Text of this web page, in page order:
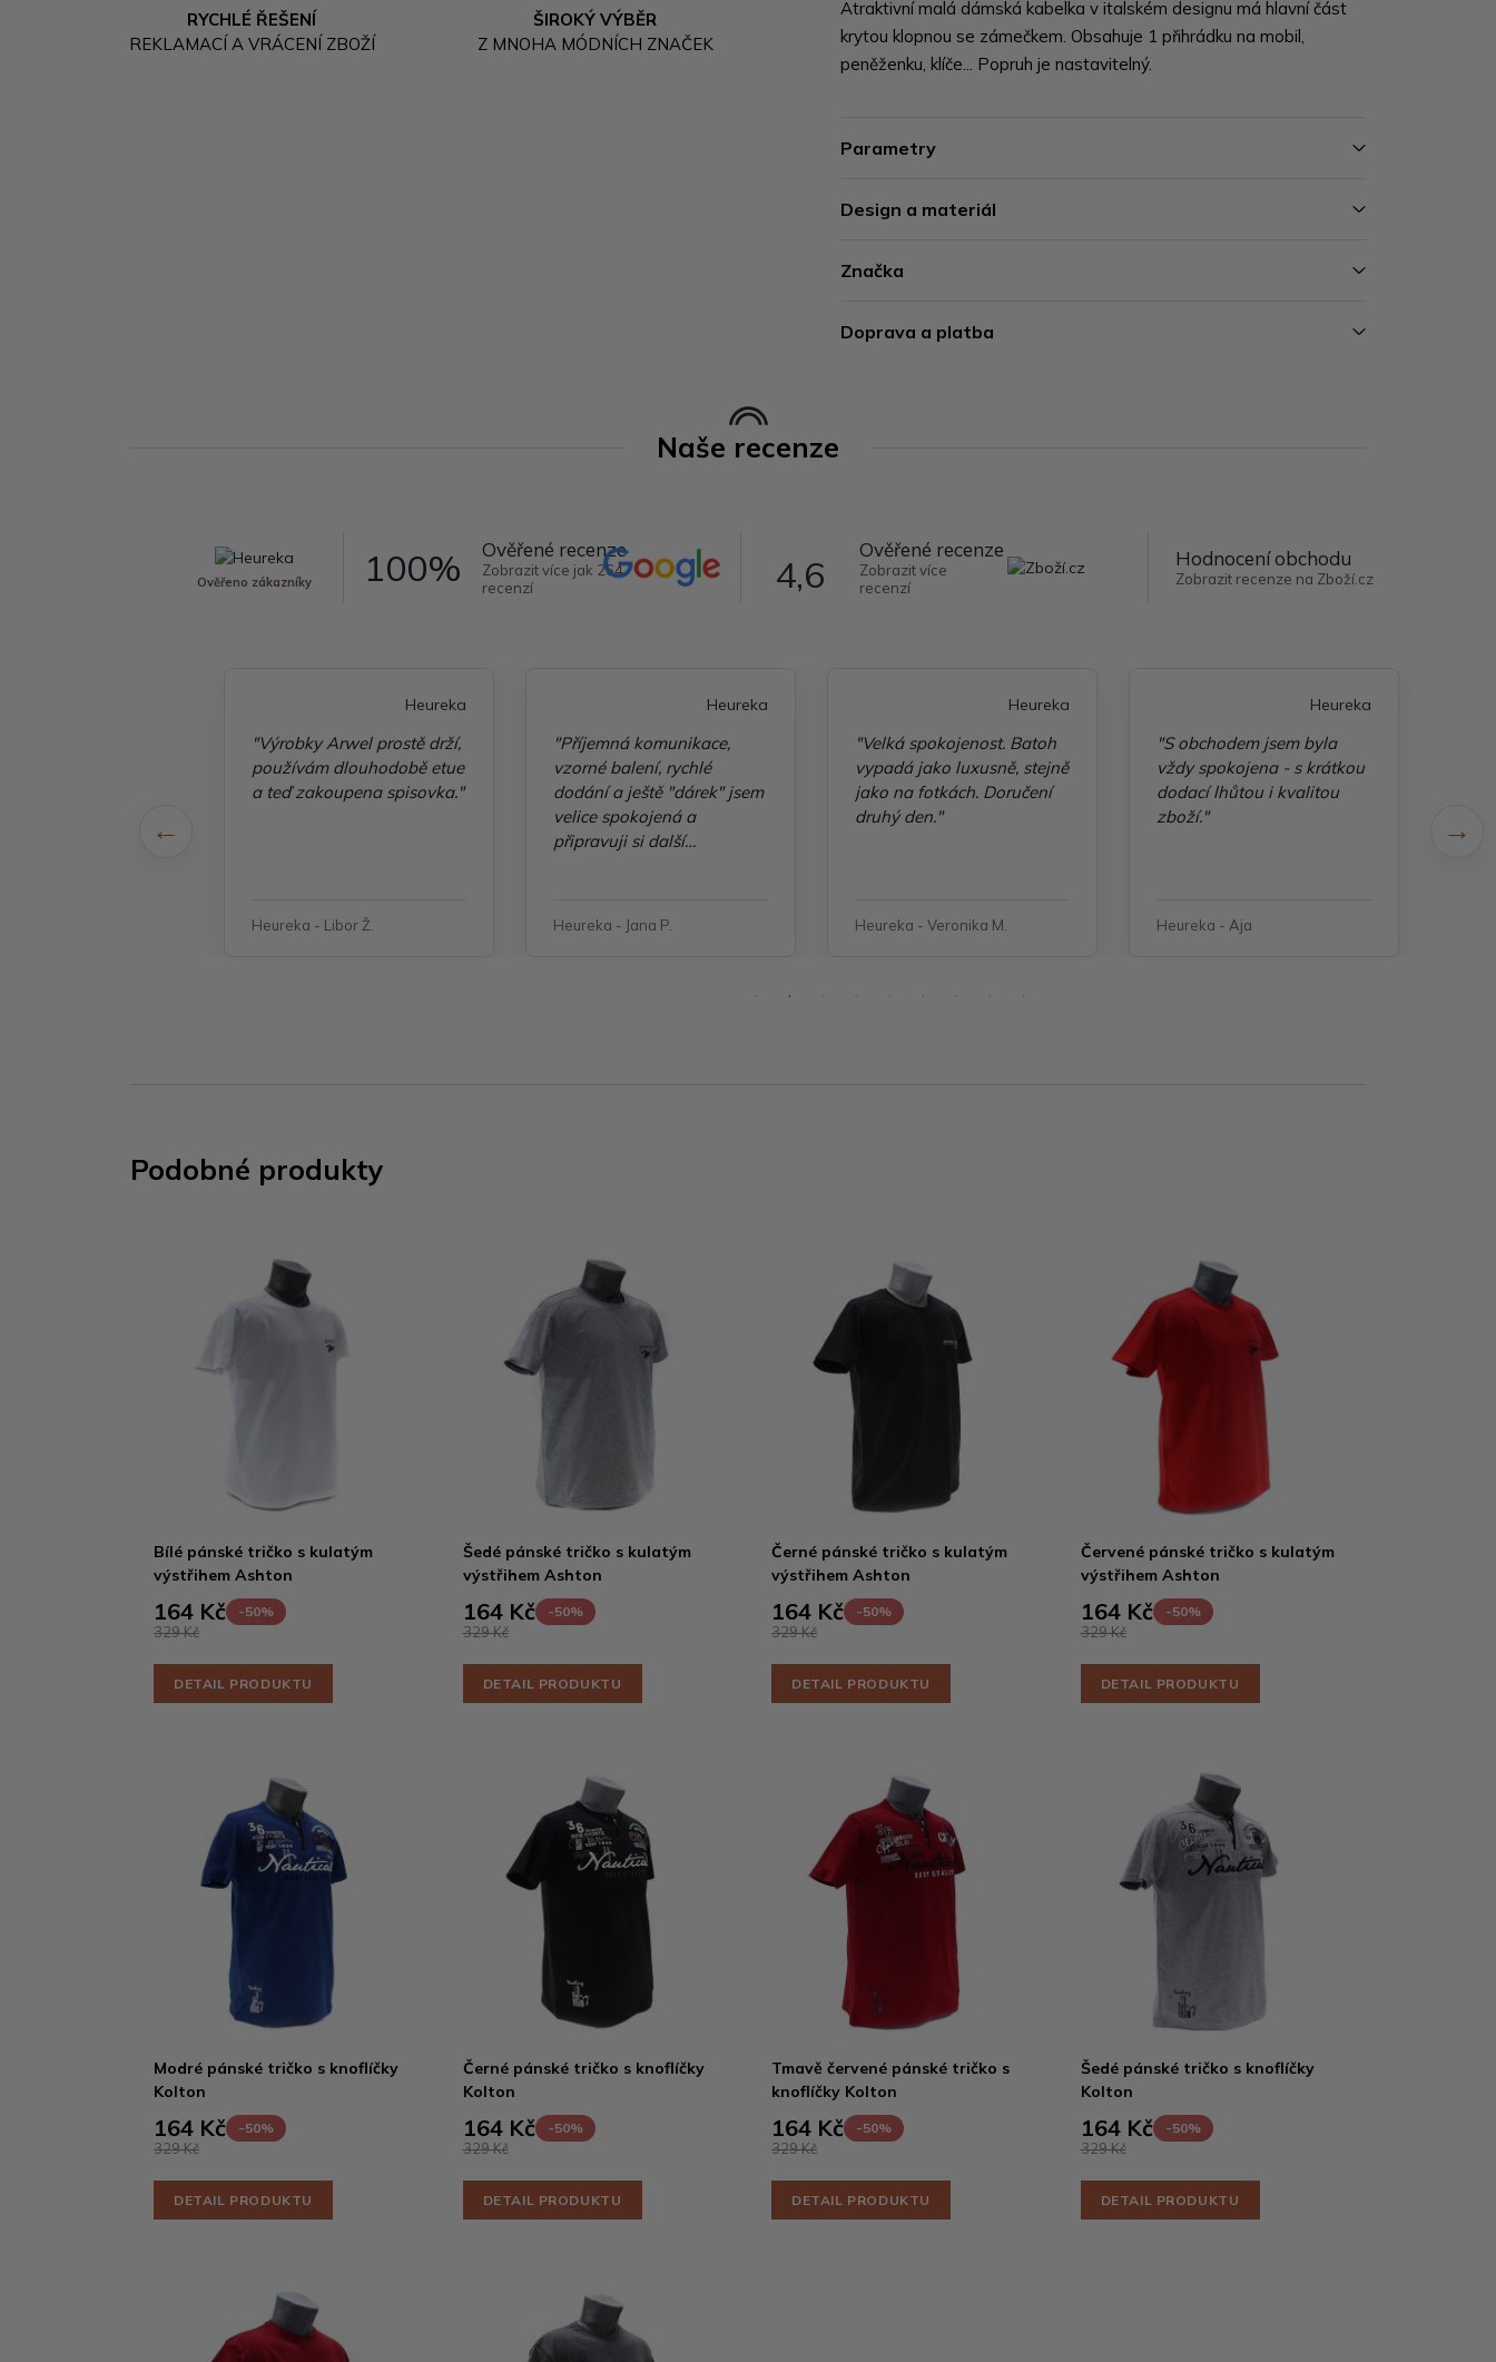
RYCHLÉ ŘEŠENÍ
REKLAMACÍ A VRÁCENÍ ZBOŽÍ
ŠIROKÝ VÝBĚR
Z MNOHA MÓDNÍCH ZNAČEK
Atraktivní malá dámská kabelka v italském designu má hlavní část
krytou klopnou se zámečkem. Obsahuje 1 přihrádku na mobil,
peněženku, klíče... Popruh je nastavitelný.
Parametry
Design a materiál
Značka
Doprava a platba
Naše recenze
Ověřeno zákazníky 100% Ověřené recenze
Zobrazit více jak 264
recenzí
4,6
Ověřené recenze
Zobrazit více
recenzí
Hodnocení obchodu
Zobrazit recenze na Zboží.cz
Heureka
"Výrobky Arwel prostě drží,
používám dlouhodobě etue
a teď zakoupena spisovka."
Heureka - Libor Ž.
Heureka
"Příjemná komunikace,
vzorné balení, rychlé
dodání a ještě "dárek" jsem
velice spokojená a
připravuji si další
Heureka - Jana P.
Heureka
"Velká spokojenost. Batoh
vypadá jako luxusně, stejně
jako na fotkách. Doručení
druhý den."
Heureka - Veronika M.
Heureka
"S obchodem jsem byla
vždy spokojena - s krátkou
dodací lhůtou i kvalitou
zboží."
Heureka - Aja
Podobné produkty
Bílé pánské tričko s kulatým
výstřihem Ashton
164 Kč -50%
329 Kč
DETAIL PRODUKTU
Šedé pánské tričko s kulatým
výstřihem Ashton
164 Kč -50%
329 Kč
DETAIL PRODUKTU
Černé pánské tričko s kulatým
výstřihem Ashton
164 Kč -50%
329 Kč
DETAIL PRODUKTU
Červené pánské tričko s kulatým
výstřihem Ashton
164 Kč -50%
329 Kč
DETAIL PRODUKTU
Modré pánské tričko s knoflíčky
Kolton
164 Kč -50%
329 Kč
DETAIL PRODUKTU
Černé pánské tričko s knoflíčky
Kolton
164 Kč -50%
329 Kč
DETAIL PRODUKTU
Tmavě červené pánské tričko s
knoflíčky Kolton
164 Kč -50%
329 Kč
DETAIL PRODUKTU
Šedé pánské tričko s knoflíčky
Kolton
164 Kč -50%
329 Kč
DETAIL PRODUKTU